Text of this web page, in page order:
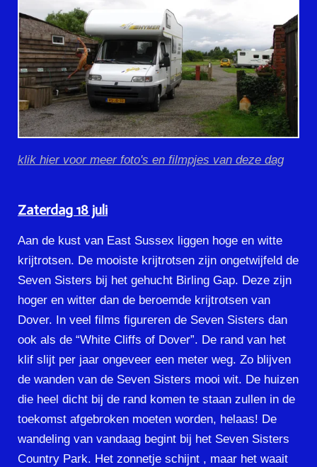
klik hier voor meer foto's en filmpjes van deze dag
Zaterdag 18 juli
Aan de kust van East Sussex liggen hoge en witte
krijtrotsen. De mooiste krijtrotsen zijn ongetwijfeld de
Seven Sisters bij het gehucht Birling Gap. Deze zijn
hoger en witter dan de beroemde krijtrotsen van
Dover. In veel films figureren de Seven Sisters dan
ook als de “White Cliffs of Dover”. De rand van het
klif slijt per jaar ongeveer een meter weg. Zo blijven
de wanden van de Seven Sisters mooi wit. De huizen
die heel dicht bij de rand komen te staan zullen in de
toekomst afgebroken moeten worden, helaas! De
wandeling van vandaag begint bij het Seven Sisters
Country Park. Het zonnetje schijnt , maar het waait